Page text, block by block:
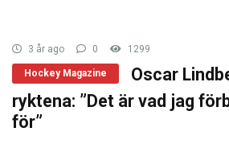
3 år ago 0 1299
Hockey Magazine
Oscar
ryktena: ”Det är vad jag
för”